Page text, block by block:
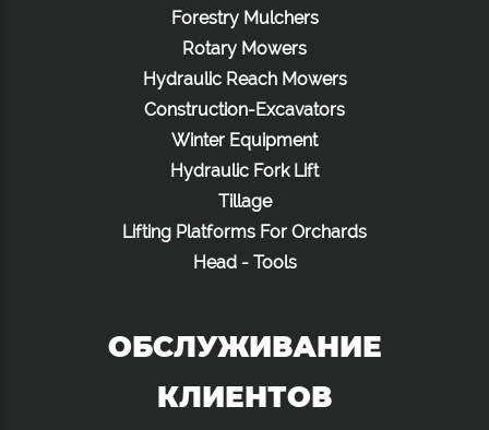
Forestry Mulchers
Rotary Mowers
Hydraulic Reach Mowers
Construction-Excavators
Winter Equipment
Hydraulic Fork Lift
Tillage
Lifting Platforms For Orchards
Head - Tools
ОБСЛУЖИВАНИЕ
КЛИЕНТОВ